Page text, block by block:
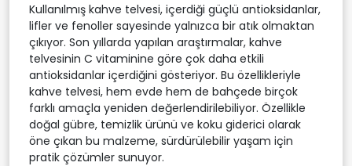
Kullanılmış kahve telvesi, içerdiği güçlü antioksidanlar,
lifler ve fenoller sayesinde yalnızca bir atık olmaktan
çıkıyor. Son yıllarda yapılan araştırmalar, kahve
telvesinin C vitaminine göre çok daha etkili
antioksidanlar içerdiğini gösteriyor. Bu özellikleriyle
kahve telvesi, hem evde hem de bahçede birçok
farklı amaçla yeniden değerlendirilebiliyor. Özellikle
doğal gübre, temizlik ürünü ve koku giderici olarak
öne çıkan bu malzeme, sürdürülebilir yaşam için
pratik çözümler sunuyor.